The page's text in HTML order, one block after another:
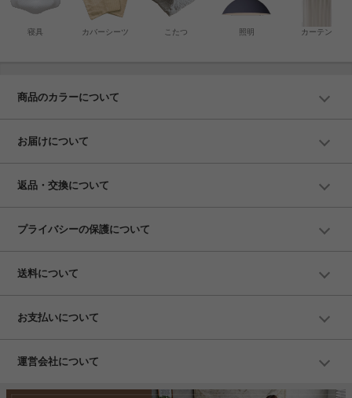
寝具 カバーシーツ こたつ カーテン
照明
商品のカラーについて
お届けについて
返品・交換について
プライバシーの保護について
送料について
お支払いについて
運営会社について